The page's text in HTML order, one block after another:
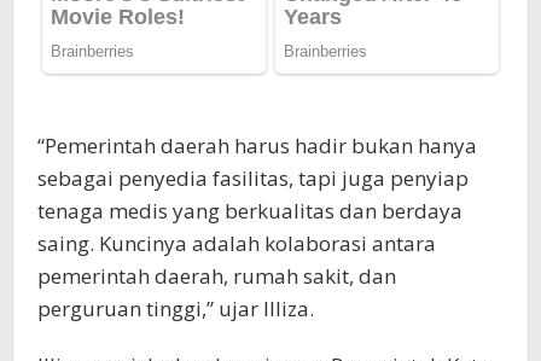
“Pemerintah daerah harus hadir bukan hanya
sebagai penyedia fasilitas, tapi juga penyiap
tenaga medis yang berkualitas dan berdaya
saing. Kuncinya adalah kolaborasi antara
pemerintah daerah, rumah sakit, dan
perguruan tinggi,” ujar Illiza.